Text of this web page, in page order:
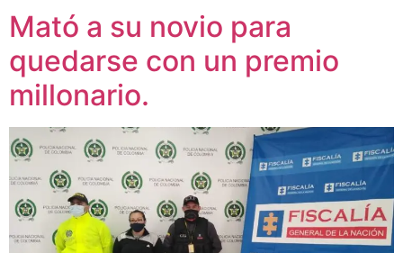
Mató a su novio para
quedarse con un premio
millonario.